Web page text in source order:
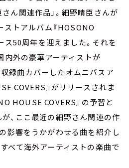
ん関連作品」。細野晴臣さんが
トアルバム『HOSONO
ス50周年を迎えました。それを
内外の豪華アーティストが
録曲カバーしたオムニバスア
COVERS』がリリースされま
HOUSE COVERS』の予習と
、ここ最近の細野さん関連の作
影響をうかがわせる曲を紹介し
べて海外アーティストの楽曲で